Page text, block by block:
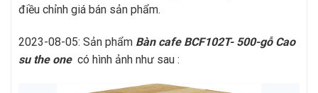
điều chỉnh giá bán sản phẩm.
2023-08-05: Sản phẩm Bàn cafeBCF102T- 500-gỗ Cao
su the onecó hình ảnh như sau :